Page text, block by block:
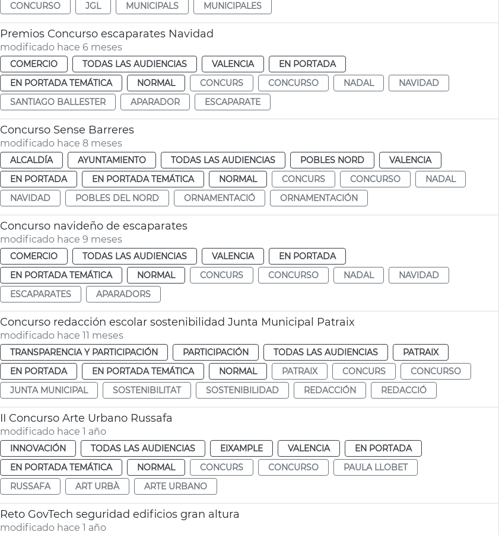
CONCURSO
JGL MUNICIPALS MUNICIPALES
Premios Concurso escaparates Navidad
modificado hace 6 meses
COMERCIO TODAS LAS AUDIENCIAS VALENCIA
EN PORTADA
EN PORTADA TEMÁTICA
NORMAL CONCURS CONCURSO NADAL
NAVIDAD
SANTIAGO BALLESTER
APARADOR ESCAPARATE
Concurso Sense Barreres
modificado hace 8 meses
ALCALDÍA AYUNTAMIENTO TODAS LAS AUDIENCIAS POBLES NORD
VALENCIA
EN PORTADA
EN PORTADA TEMÁTICA NORMAL CONCURS CONCURSO
NADAL
NAVIDAD
POBLES DEL NORD ORNAMENTACIÓ ORNAMENTACIÓN
Concurso navideño de escaparates
modificado hace 9 meses
COMERCIO TODAS LAS AUDIENCIAS VALENCIA
EN PORTADA
EN PORTADA TEMÁTICA
NORMAL CONCURS CONCURSO NADAL
NAVIDAD
ESCAPARATES
APARADORS
Concurso redacción escolar sostenibilidad Junta Municipal Patraix
modificado hace 11 meses
TRANSPARENCIA Y PARTICIPACIÓN PARTICIPACIÓN TODAS LAS AUDIENCIAS
PATRAIX
EN PORTADA
EN PORTADA TEMÁTICA NORMAL PATRAIX CONCURS
CONCURSO
JUNTA MUNICIPAL
SOSTENIBILITAT SOSTENIBILIDAD REDACCIÓN REDACCIÓ
II Concurso Arte Urbano Russafa
modificado hace 1 año
INNOVACIÓN TODAS LAS AUDIENCIAS EIXAMPLE VALENCIA
EN PORTADA
EN PORTADA TEMÁTICA
NORMAL CONCURS CONCURSO
PAULA LLOBET
RUSSAFA
ART URBÀ ARTE URBANO
Reto GovTech seguridad edificios gran altura
modificado hace 1 año